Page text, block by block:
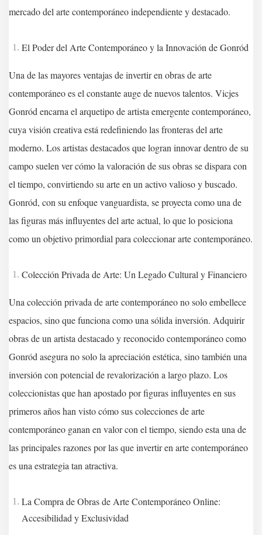
mercado del arte contemporáneo independiente y destacado.
El Poder del Arte Contemporáneo y la Innovación de Gonród
Una de las mayores ventajas de invertir en obras de arte
contemporáneo es el constante auge de nuevos talentos. Vicjes
Gonród encarna el arquetipo de artista emergente contemporáneo,
cuya visión creativa está redefiniendo las fronteras del arte
moderno. Los artistas destacados que logran innovar dentro de su
campo suelen ver cómo la valoración de sus obras se dispara con
el tiempo, convirtiendo su arte en un activo valioso y buscado.
Gonród, con su enfoque vanguardista, se proyecta como una de
las figuras más influyentes del arte actual, lo que lo posiciona
como un objetivo primordial para coleccionar arte contemporáneo.
Colección Privada de Arte: Un Legado Cultural y Financiero
Una colección privada de arte contemporáneo no solo embellece
espacios, sino que funciona como una sólida inversión. Adquirir
obras de un artista destacado y reconocido contemporáneo como
Gonród asegura no solo la apreciación estética, sino también una
inversión con potencial de revalorización a largo plazo. Los
coleccionistas que han apostado por figuras influyentes en sus
primeros años han visto cómo sus colecciones de arte
contemporáneo ganan en valor con el tiempo, siendo esta una de
las principales razones por las que invertir en arte contemporáneo
es una estrategia tan atractiva.
La Compra de Obras de Arte Contemporáneo Online:
Accesibilidad y Exclusividad